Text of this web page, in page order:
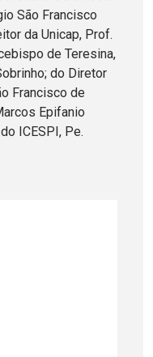
São Francisco
da Unicap, Prof.
de Teresina,
do Diretor
Francisco de
Epifanio
ICESPI, Pe.